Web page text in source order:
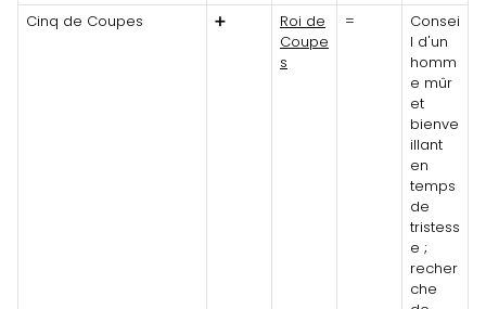
Cinq de Coupes
➕
Roi de
Coupe
s
=
Consei
l d'un
homm
e mûr
et
bienve
illant
en
temps
de
tristess
e ;
recher
che